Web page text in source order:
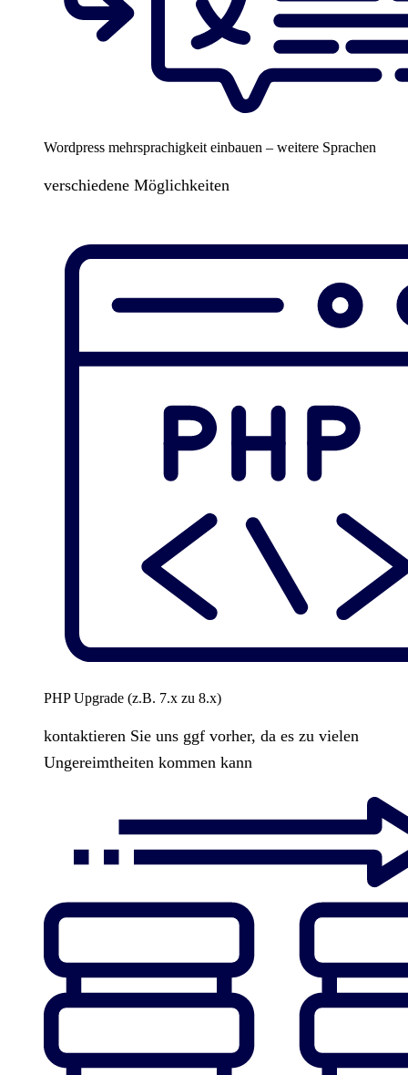
Wordpress mehrsprachigkeit einbauen – weitere Sprachen
verschiedene Möglichkeiten
PHP Upgrade (z.B. 7.x zu 8.x)
kontaktieren Sie uns ggf vorher, da es zu vielen
Ungereimtheiten kommen kann